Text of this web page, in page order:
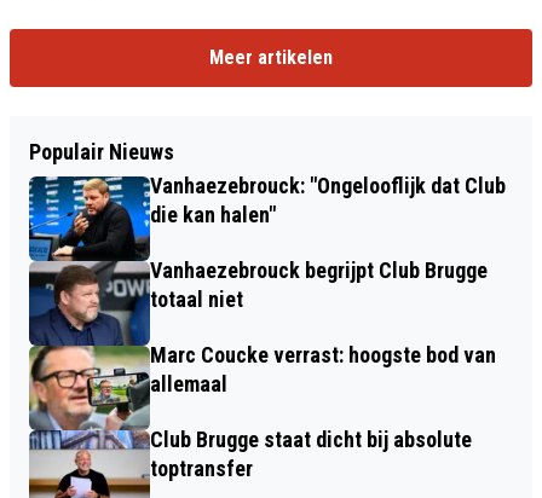
Meer artikelen
Populair Nieuws
Vanhaezebrouck: "Ongelooflijk dat Club
die kan halen"
Vanhaezebrouck begrijpt Club Brugge
totaal niet
Marc Coucke verrast: hoogste bod van
allemaal
Club Brugge staat dicht bij absolute
toptransfer